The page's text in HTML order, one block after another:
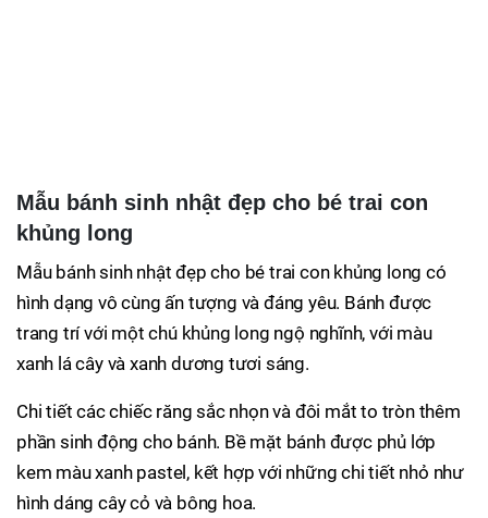
Mẫu bánh sinh nhật đẹp cho bé trai con
khủng long
Mẫu bánh sinh nhật đẹp cho bé trai con khủng long có
hình dạng vô cùng ấn tượng và đáng yêu. Bánh được
trang trí với một chú khủng long ngộ nghĩnh, với màu
xanh lá cây và xanh dương tươi sáng.
Chi tiết các chiếc răng sắc nhọn và đôi mắt to tròn thêm
phần sinh động cho bánh. Bề mặt bánh được phủ lớp
kem màu xanh pastel, kết hợp với những chi tiết nhỏ như
hình dáng cây cỏ và bông hoa.